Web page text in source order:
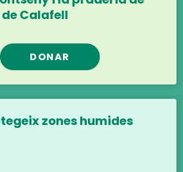
Calafell
DONAR
zones humides